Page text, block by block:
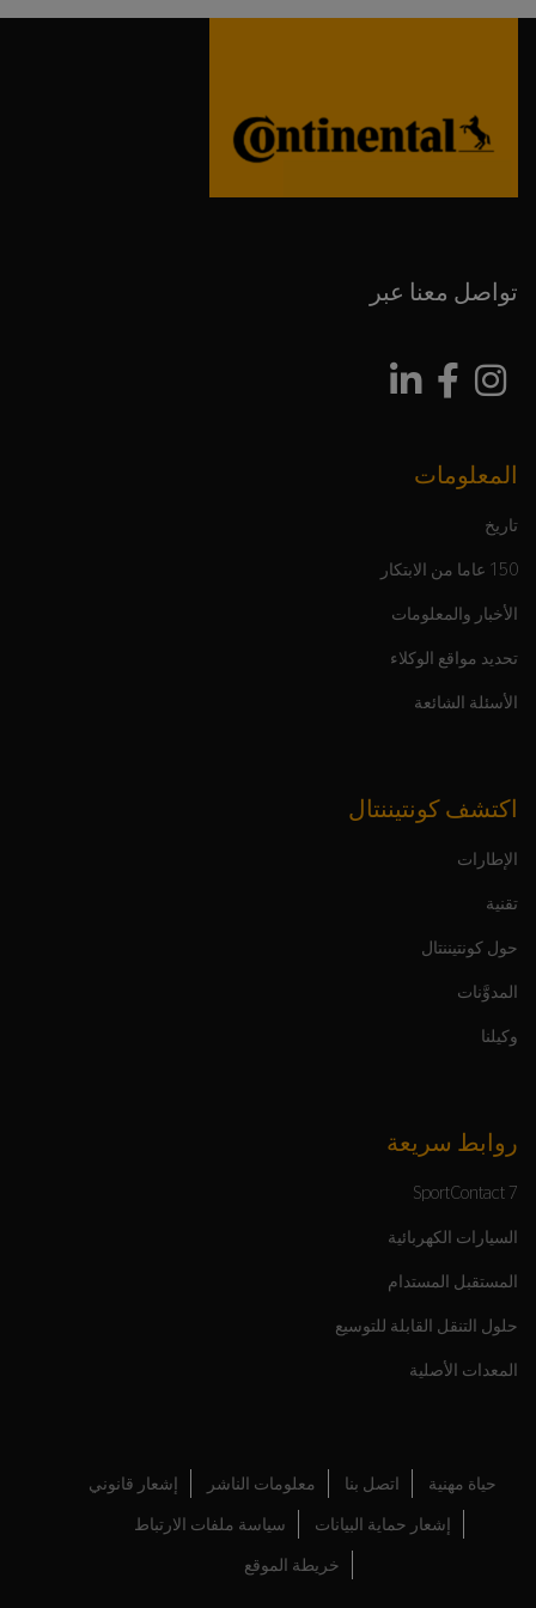
تواصل معنا عبر
المعلومات
تاريخ
150 عاما من الابتكار
الأخبار والمعلومات
تحديد مواقع الوكلاء
الأسئلة الشائعة
اكتشف كونتيننتال
الإطارات
تقنية
حول كونتيننتال
المدوَّنات
وكيلنا
روابط سريعة
SportContact 7
السيارات الكهربائية
المستقبل المستدام
حلول التنقل القابلة للتوسيع
المعدات الأصلية
حياة مهنية اتصل بنا معلومات الناشر إشعار قانوني
إشعار حماية البيانات سياسة ملفات الارتباط
خريطة الموقع